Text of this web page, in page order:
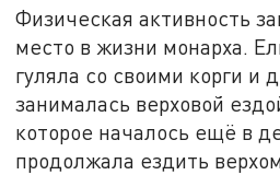
Физическая активность
место в жизни монарха.
гуляла со своими корги и
занималась верховой
которое началось ещё в
продолжала ездить